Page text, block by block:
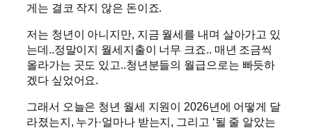
게는 결코 작지 않은 돈이죠.
저는 청년이 아니지만, 지금 월세를 내며 살아가고 있
는데..정말이지 월세지출이 너무 크죠.. 매년 조금씩
올라가는 곳도 있고..청년분들의 월급으로는 빠듯하
겠다 싶었어요.
그래서 오늘은 청년 월세 지원이 2026년에 어떻게 달
라졌는지, 누가·얼마나 받는지, 그리고 ‘될 줄 알았는